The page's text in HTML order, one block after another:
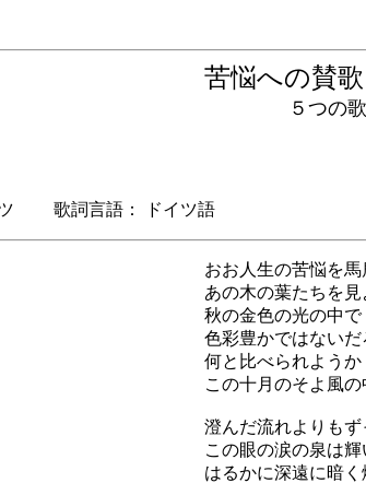
苦悩への賛
５つの歌
歌詞言語： ドイツ語
おお人生の苦悩を馬
あの木の葉たちを
秋の金色の光の中で
色彩豊かではない
何と比べられよう
この十月のそよ風の
澄んだ流れよりもず
この眼の涙の泉は輝
はるかに深遠に暗